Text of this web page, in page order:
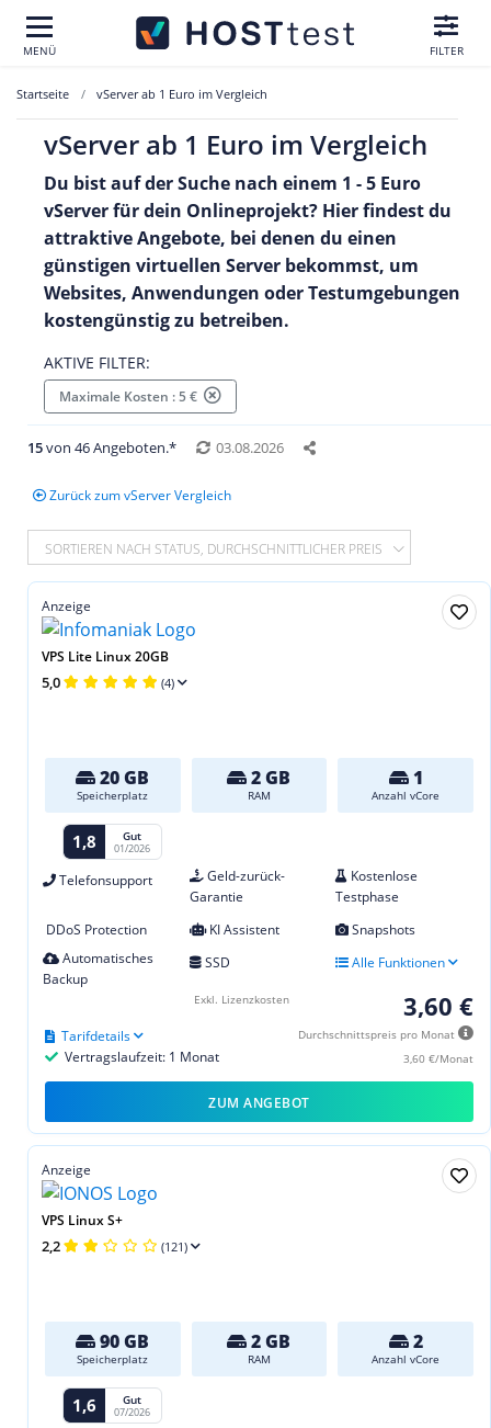
MENÜ FILTER
Startseite vServer ab 1 Euro im Vergleich
vServer ab 1 Euro im Vergleich
Du bist auf der Suche nach einem 1 - 5 Euro
vServer für dein Onlineprojekt? Hier findest du
attraktive Angebote, bei denen du einen
günstigen virtuellen Server bekommst, um
Websites, Anwendungen oder Testumgebungen
kostengünstig zu betreiben.
AKTIVE FILTER:
Maximale Kosten : 5 €
15von 46 Angeboten.* 03.08.2026
Zurück zum vServer Vergleich
SORTIEREN NACH STATUS, DURCHSCHNITTLICHER PREIS
Anzeige
VPS Lite Linux 20GB
5,0 (4)
20 GB
Speicherplatz
2 GB
RAM
1
Anzahl vCore
1,8 Gut
01/2026
Telefonsupport
Geld-zurück-
Garantie
Kostenlose
Testphase
DDoS Protection
KI Assistent
Snapshots
Automatisches
Backup
SSD Alle Funktionen
3,60 €
Durchschnittspreis pro Monat
3,60 €/Monat
Vertragslaufzeit: 1 Monat
Tarifdetails
Exkl. Lizenzkosten
ZUM ANGEBOT
Anzeige
VPS Linux S+
2,2 (121)
90 GB
Speicherplatz
2 GB
RAM
2
Anzahl vCore
1,6 Gut
07/2026